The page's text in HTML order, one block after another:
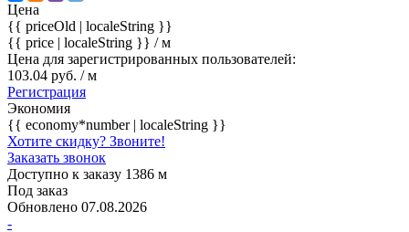
Цена
{{ priceOld | localeString }}
{{ price | localeString }} / м
Цена для зарегистрированных пользователей:
103.04 руб. / м
Регистрация
Экономия
{{ economy*number | localeString }}
Хотите скидку? Звоните!
Заказать звонок
Доступно к заказу 1386 м
Под заказ
Обновлено 07.08.2026
-